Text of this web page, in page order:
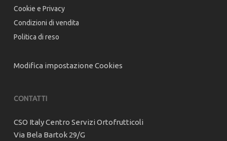
Cookie e Privacy
Condizioni di vendita
Politica di reso
Modifica impostazione Cookies
CONTATTI
CSO Italy Centro Servizi Ortofrutticoli
Via Bela Bartok 29/G